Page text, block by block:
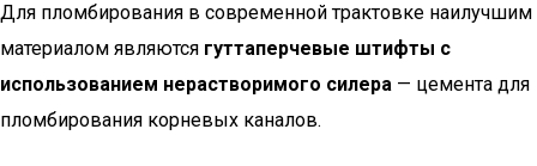
Для пломбирования в современной трактовке наилучшим
материалом являются гуттаперчевые штифты с
использованием нерастворимого силера — цемента для
пломбирования корневых каналов.